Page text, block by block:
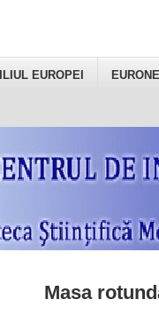
EUROPEI
Masa